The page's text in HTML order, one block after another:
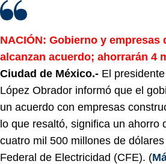
NACIÓN: Gobierno y empresas
alcanzan acuerdo; ahorrarán 4
Ciudad de México.- El
López Obrador informó que el
un acuerdo con empresas
lo que resaltó, significa un ahorro
cuatro mil 500 millones de
Federal de Electricidad (CFE). (